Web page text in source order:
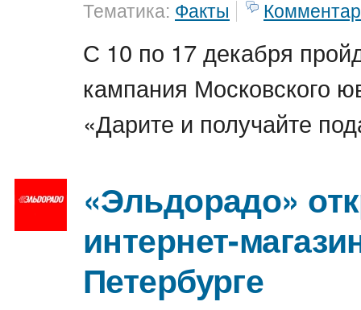
Тематика: Факты
С 10 по 17 декабря
кампания Московского
«Дарите и получайте
«Эльдорадо»
интернет-
Петербурге